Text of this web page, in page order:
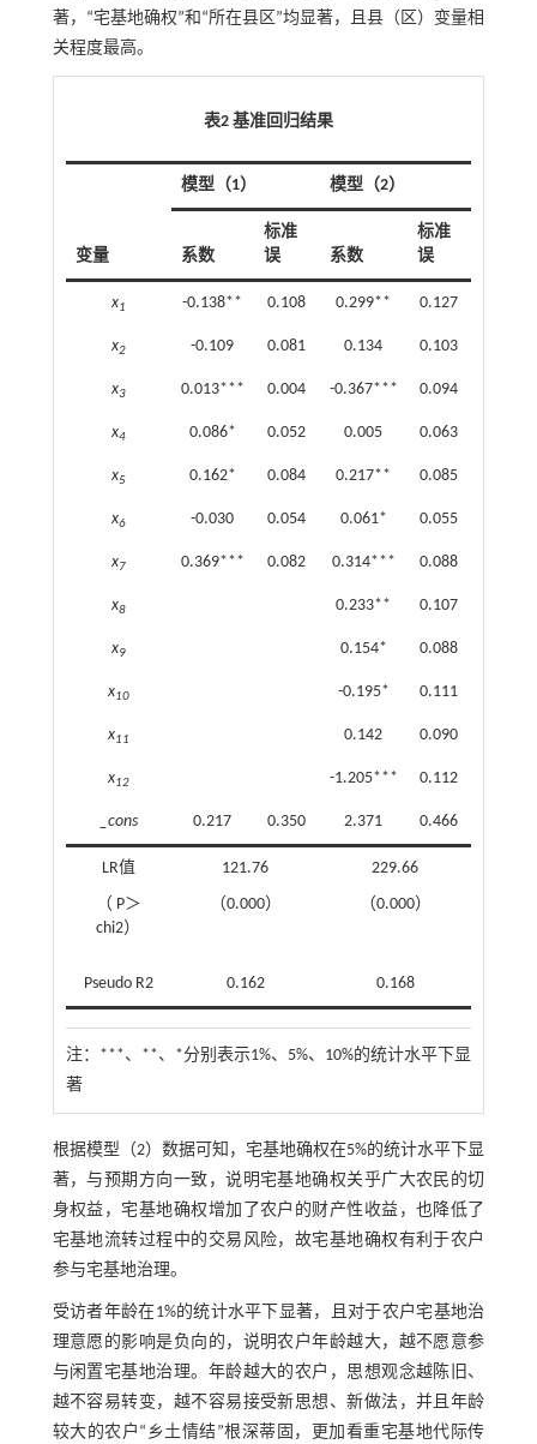
著，“宅基地确权”和“所在县区”均显著，且县（区）变量相
关程度最高。
表2 基准回归结果
变量
模型（1） 模型（2）
系数
标准
误
系数
标准
误
x1 -0.138** 0.108 0.299** 0.127
x2 -0.109 0.081 0.134 0.103
x3 0.013*** 0.004 -0.367*** 0.094
x4 0.086* 0.052 0.005 0.063
x5 0.162* 0.084 0.217** 0.085
x6 -0.030 0.054 0.061* 0.055
x7 0.369*** 0.082 0.314*** 0.088
x8 0.233** 0.107
x9 0.154* 0.088
x10 -0.195* 0.111
x11 0.142 0.090
x12 -1.205*** 0.112
_cons 0.217 0.350 2.371 0.466
LR值
（ P＞
chi2）
121.76
（0.000）
229.66
（0.000）
Pseudo R2 0.162 0.168
注： ***、**、*分别表示1%、5%、10%的统计水平下显
著
根据模型（2）数据可知，宅基地确权在5%的统计水平下显
著，与预期方向一致，说明宅基地确权关乎广大农民的切
身权益，宅基地确权增加了农户的财产性收益，也降低了
宅基地流转过程中的交易风险，故宅基地确权有利于农户
参与宅基地治理。
受访者年龄在1%的统计水平下显著，且对于农户宅基地治
理意愿的影响是负向的，说明农户年龄越大，越不愿意参
与闲置宅基地治理。年龄越大的农户，思想观念越陈旧、
越不容易转变，越不容易接受新思想、新做法，并且年龄
较大的农户“乡土情结”根深蒂固，更加看重宅基地代际传